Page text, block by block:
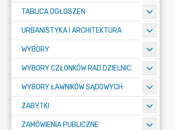
TABLICA OGŁOSZEŃ
URBANISTYKA I ARCHITEKTURA
WYBORY
WYBORY CZŁONKÓW RAD DZIELNIC
WYBORY ŁAWNIKÓW SĄDOWYCH
ZABYTKI
ZAMÓWIENIA PUBLICZNE